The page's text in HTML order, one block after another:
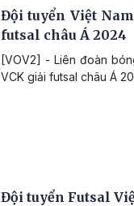
Đội tuyển Việt
futsal châu Á 2024
[VOV2] - Liên đoàn
VCK giải futsal châu Á
Đội tuyển Futsal